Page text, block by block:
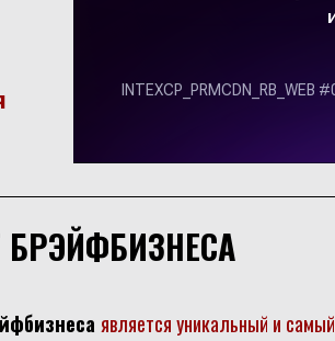
является уникальный и самый